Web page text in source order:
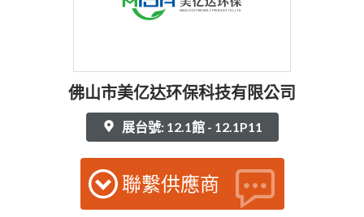
佛山市美亿达环保科技有限公司
展台號: 12.1館 - 12.1P11
聯繫供應商